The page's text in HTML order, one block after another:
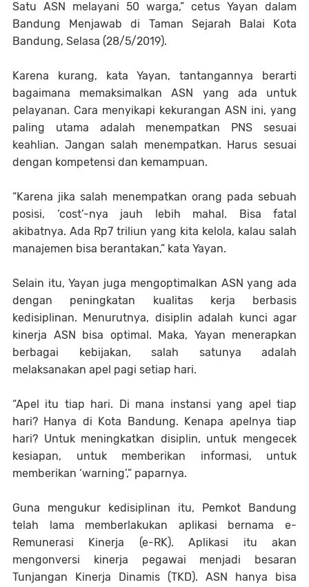
Satu ASN melayani 50 warga,” cetus Yayan dalam
Bandung Menjawab di Taman Sejarah Balai Kota
Bandung, Selasa (28/5/2019).
Karena kurang, kata Yayan, tantangannya berarti
bagaimana memaksimalkan ASN yang ada untuk
pelayanan. Cara menyikapi kekurangan ASN ini, yang
paling utama adalah menempatkan PNS sesuai
keahlian. Jangan salah menempatkan. Harus sesuai
dengan kompetensi dan kemampuan.
“Karena jika salah menempatkan orang pada sebuah
posisi, ‘cost’-nya jauh lebih mahal. Bisa fatal
akibatnya. Ada Rp7 triliun yang kita kelola, kalau salah
manajemen bisa berantakan,” kata Yayan.
Selain itu, Yayan juga mengoptimalkan ASN yang ada
dengan peningkatan kualitas kerja berbasis
kedisiplinan. Menurutnya, disiplin adalah kunci agar
kinerja ASN bisa optimal. Maka, Yayan menerapkan
berbagai kebijakan, salah satunya adalah
melaksanakan apel pagi setiap hari.
“Apel itu tiap hari. Di mana instansi yang apel tiap
hari? Hanya di Kota Bandung. Kenapa apelnya tiap
hari? Untuk meningkatkan disiplin, untuk mengecek
kesiapan, untuk memberikan informasi, untuk
memberikan ‘warning’,” paparnya.
Guna mengukur kedisiplinan itu, Pemkot Bandung
telah lama memberlakukan aplikasi bernama e-
Remunerasi Kinerja (e-RK). Aplikasi itu akan
mengonversi kinerja pegawai menjadi besaran
Tunjangan Kinerja Dinamis (TKD). ASN hanya bisa